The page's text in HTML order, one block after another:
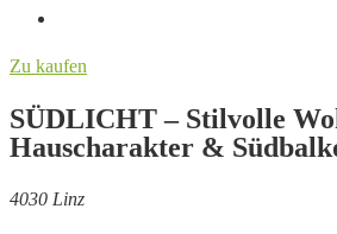
Zu kaufen
SÜDLICHT – Stilvolle
Hauscharakter &
4030 Linz